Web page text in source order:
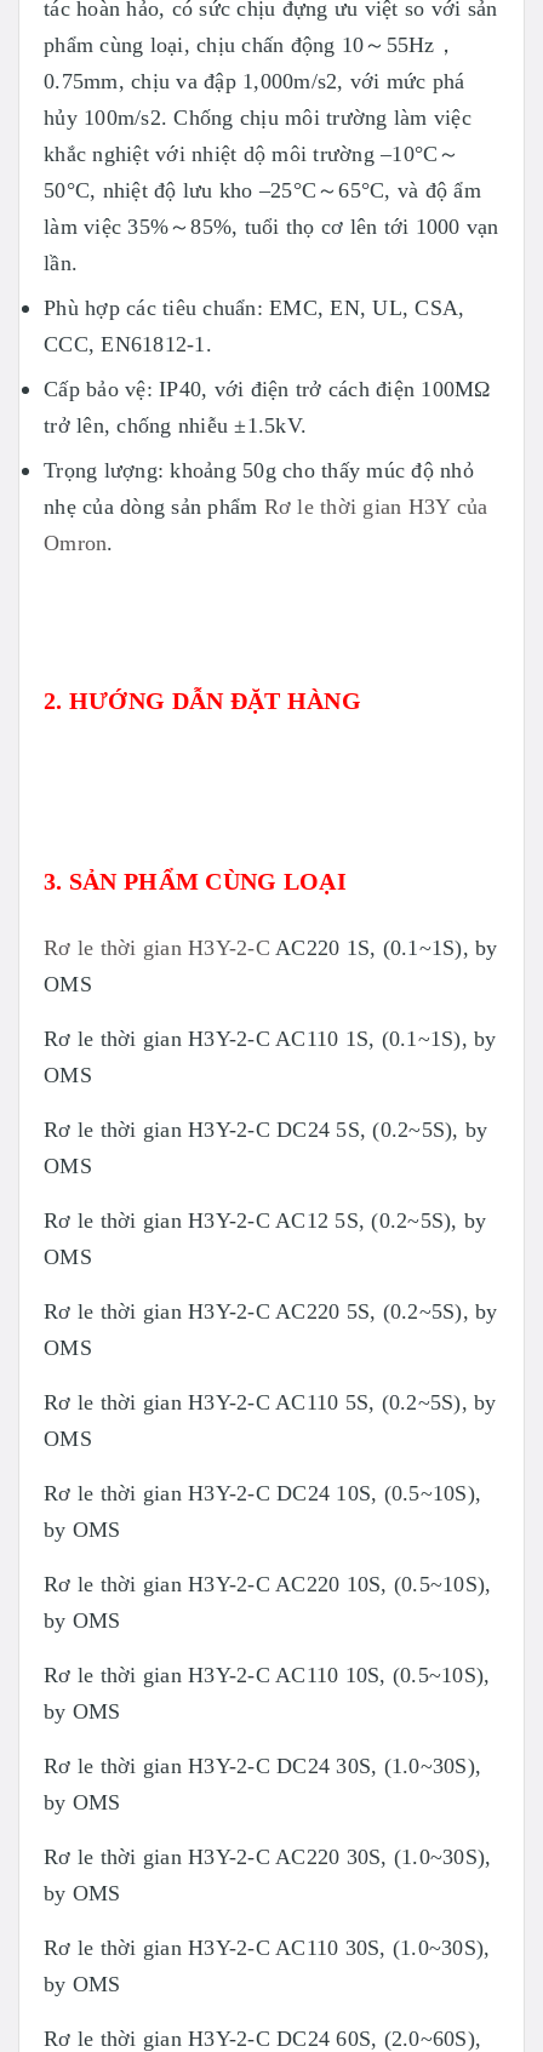
tác hoàn hảo, có sức chịu đựng ưu việt so với sản
phẩm cùng loại, chịu chấn động 10～55Hz，
0.75mm, chịu va đập 1,000m/s2, với mức phá
hủy 100m/s2. Chống chịu môi trường làm việc
khắc nghiệt với nhiệt dộ môi trường –10°C～
50°C, nhiệt độ lưu kho –25°C～65°C, và độ ẩm
làm việc 35%～85%, tuổi thọ cơ lên tới 1000 vạn
lần.
Phù hợp các tiêu chuẩn: EMC, EN, UL, CSA,
CCC, EN61812-1.
Cấp bảo vệ: IP40, với điện trở cách điện 100MΩ
trở lên, chống nhiễu ±1.5kV.
Trọng lượng: khoảng 50g cho thấy múc độ nhỏ
nhẹ của dòng sản phẩm Rơ le thời gian H3Y của
Omron.
2. HƯỚNG DẪN ĐẶT HÀNG
3. SẢN PHẨM CÙNG LOẠI
Rơ le thời gian H3Y-2-C AC220 1S, (0.1~1S), by
OMS
Rơ le thời gian H3Y-2-C AC110 1S, (0.1~1S), by
OMS
Rơ le thời gian H3Y-2-C DC24 5S, (0.2~5S), by
OMS
Rơ le thời gian H3Y-2-C AC12 5S, (0.2~5S), by
OMS
Rơ le thời gian H3Y-2-C AC220 5S, (0.2~5S), by
OMS
Rơ le thời gian H3Y-2-C AC110 5S, (0.2~5S), by
OMS
Rơ le thời gian H3Y-2-C DC24 10S, (0.5~10S),
by OMS
Rơ le thời gian H3Y-2-C AC220 10S, (0.5~10S),
by OMS
Rơ le thời gian H3Y-2-C AC110 10S, (0.5~10S),
by OMS
Rơ le thời gian H3Y-2-C DC24 30S, (1.0~30S),
by OMS
Rơ le thời gian H3Y-2-C AC220 30S, (1.0~30S),
by OMS
Rơ le thời gian H3Y-2-C AC110 30S, (1.0~30S),
by OMS
Rơ le thời gian H3Y-2-C DC24 60S, (2.0~60S),